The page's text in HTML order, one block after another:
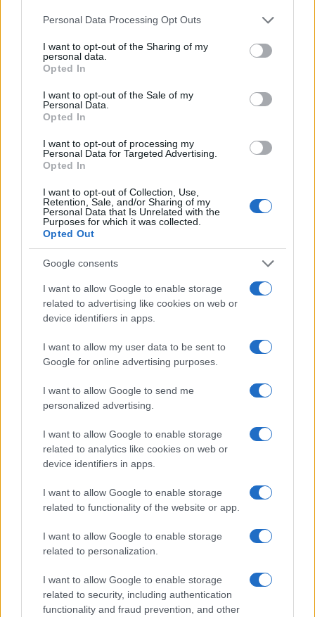
Personal Data Processing Opt Outs
I want to opt-out of the Sharing of my
personal data.
Opted In
I want to opt-out of the Sale of my
Personal Data.
Opted In
I want to opt-out of processing my
Personal Data for Targeted Advertising.
Opted In
I want to opt-out of Collection, Use,
Retention, Sale, and/or Sharing of my
Personal Data that Is Unrelated with the
Purposes for which it was collected.
Opted Out
Google consents
I want to allow Google to enable storage
related to advertising like cookies on web or
device identifiers in apps.
I want to allow my user data to be sent to
Google for online advertising purposes.
I want to allow Google to send me
personalized advertising.
I want to allow Google to enable storage
related to analytics like cookies on web or
device identifiers in apps.
I want to allow Google to enable storage
related to functionality of the website or app.
I want to allow Google to enable storage
related to personalization.
I want to allow Google to enable storage
related to security, including authentication
functionality and fraud prevention, and other
vita gli operai).
Per i comunisti non esiste una
Smessi i panni (firmatissimi) degli operai, si
cambia musica. Succedeva così
anche al
militare
dell’inferno, nella semplice ed inoperosa attesa di
poter infliggere le stesse umiliazioni a nuove
parvenza di progresso sociale
nuovo secolo è la maggior possibilità statistica di
passare dalla classe operaia a quella dei nuovi
padroni, quello non possiamo negarlo, poiché
fino a cinquant’anni fa, se si nasceva sottomessi si
moriva tali. Oggi è diverso: una buona fetta dei
nuovi padroni ha radici operaie in famiglia, anche
se quelli che hanno compiuto personalmente il
I nuovi imprenditori
Nella maggior parte dei casi, la nuova classe
imprenditoriale è composta danipoti di operai e
artigiani, ed assai probabilmente se chiedessimo
ad un ceo di una grande industria meccanica
come si utilizza un tornio, a differenza di suo
accende. A nulla serve considerare che assai
raramente una dinastia industriale sia andata